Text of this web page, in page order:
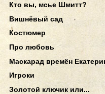
Кто вы, мсье Шмитт?
Вишнёвый сад
Костюмер
Про любовь
Маскарад времён
Игроки
Золотой ключик или...